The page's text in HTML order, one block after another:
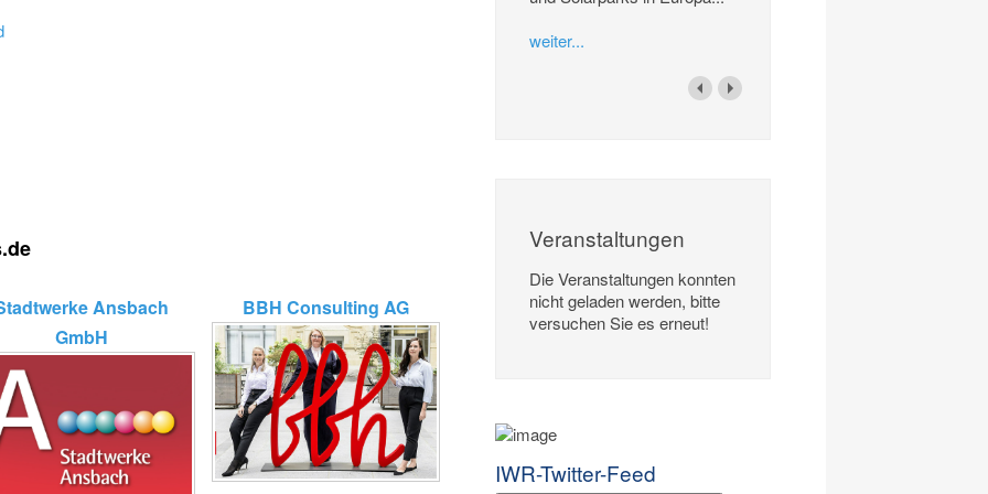
Ansbach
GmbH
BBH Consulting AG
weiter...
Veranstaltungen
Die Veranstaltungen konnten
nicht geladen werden, bitte
versuchen Sie es erneut!
IWR-Twitter-Feed